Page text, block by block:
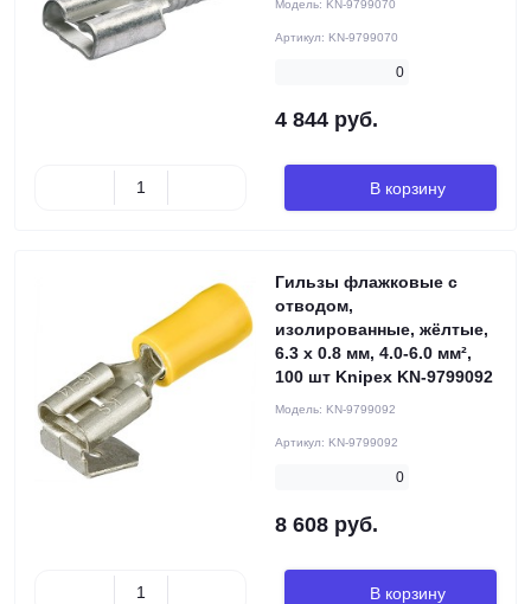
Модель: KN-9799070
Артикул: KN-9799070
0
4 844 руб.
В корзину
Гильзы флажковые с
отводом,
изолированные, жёлтые,
6.3 x 0.8 мм, 4.0-6.0 мм²,
100 шт Knipex KN-9799092
Модель: KN-9799092
Артикул: KN-9799092
0
8 608 руб.
В корзину